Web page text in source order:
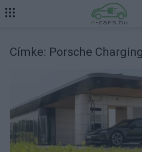
Címke: Porsche